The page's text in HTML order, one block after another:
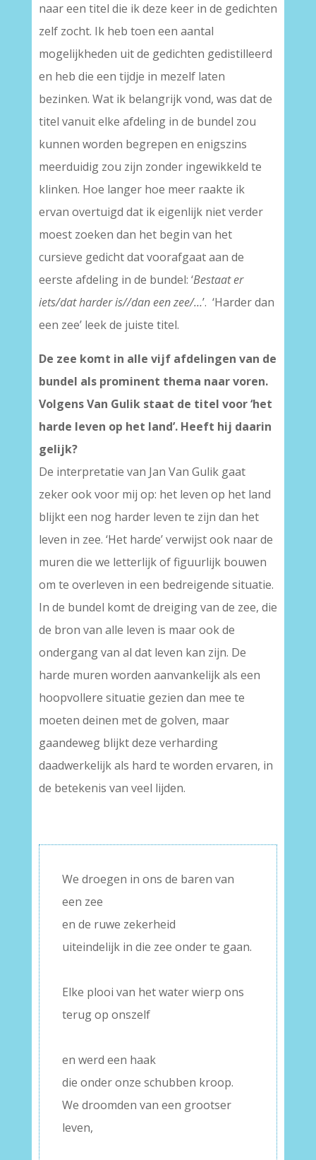
naar een titel die ik deze keer in de gedichten
zelf zocht. Ik heb toen een aantal
mogelijkheden uit de gedichten gedistilleerd
en heb die een tijdje in mezelf laten
bezinken. Wat ik belangrijk vond, was dat de
titel vanuit elke afdeling in de bundel zou
kunnen worden begrepen en enigszins
meerduidig zou zijn zonder ingewikkeld te
klinken. Hoe langer hoe meer raakte ik
ervan overtuigd dat ik eigenlijk niet verder
moest zoeken dan het begin van het
cursieve gedicht dat voorafgaat aan de
eerste afdeling in de bundel: ‘Bestaat er
iets/dat harder is//dan een zee/…’. ‘Harder dan
een zee’ leek de juiste titel.
De zee komt in alle vijf afdelingen van de
bundel als prominent thema naar voren.
Volgens Van Gulik staat de titel voor ‘het
harde leven op het land’. Heeft hij daarin
gelijk?
De interpretatie van Jan Van Gulik gaat
zeker ook voor mij op: het leven op het land
blijkt een nog harder leven te zijn dan het
leven in zee. ‘Het harde’ verwijst ook naar de
muren die we letterlijk of figuurlijk bouwen
om te overleven in een bedreigende situatie.
In de bundel komt de dreiging van de zee, die
de bron van alle leven is maar ook de
ondergang van al dat leven kan zijn. De
harde muren worden aanvankelijk als een
hoopvollere situatie gezien dan mee te
moeten deinen met de golven, maar
gaandeweg blijkt deze verharding
daadwerkelijk als hard te worden ervaren, in
de betekenis van veel lijden.
We droegen in ons de baren van
een zee
en de ruwe zekerheid
uiteindelijk in die zee onder te gaan.
Elke plooi van het water wierp ons
terug op onszelf
en werd een haak
die onder onze schubben kroop.
We droomden van een grootser
leven,